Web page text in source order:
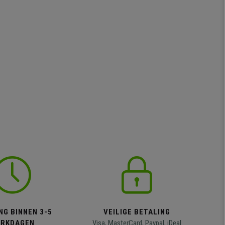
BINNEN 3-5
VEILIGE BETALING
Visa, MasterCard, Paypal, iDeal